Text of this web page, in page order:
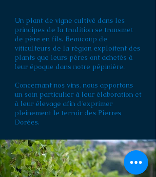
Un plant de vigne cultivé dans les
principes de la tradition se transmet
de père en fils. Beaucoup de
viticulteurs de la région exploitent des
plants que leurs pères ont achetés à
leur époque dans notre pépinière.
Concernant nos vins, nous apportons
un soin particulier à leur élaboration et
à leur élevage afin d'exprimer
pleinement le terroir des Pierres
Dorées.